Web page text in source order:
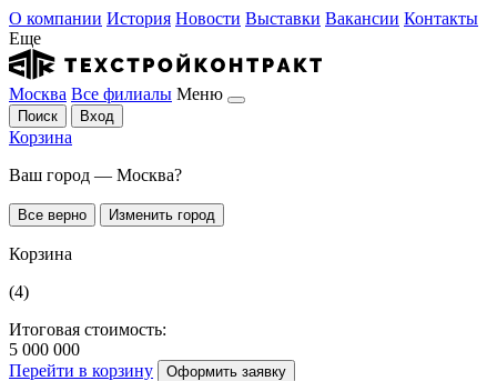
О компании История Новости Выставки Вакансии Контакты
Еще
Москва Все филиалы Меню
Поиск Вход
Корзина
Ваш город — Москва?
Все верно Изменить город
Корзина
(4)
Итоговая стоимость:
5 000 000
Перейти в корзину
Оформить заявку